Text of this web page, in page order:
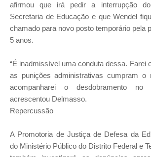
afirmou que irá pedir a interrupção
Secretaria de Educação e que Wendel
chamado para novo posto temporário pela
5 anos.
“É inadmissível uma conduta dessa. Farei
as punições administrativas cumpram o
acompanharei o desdobramento no
acrescentou Delmasso.
Repercussão
A Promotoria de Justiça de Defesa da
do Ministério Público do Distrito Federal e